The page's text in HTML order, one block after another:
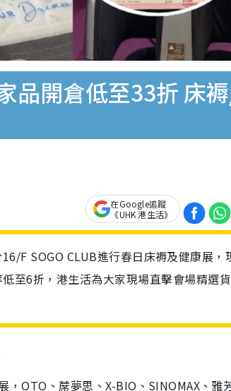
品開倉低至33折 床
在Google追蹤
《UHK 港生活》
F SOGO CLUB進行春日床褥及健康展，
至6折，港生活為大家現場直擊會場精選
，OTO、蓆夢思、X-BIO、SINOMAX、雅